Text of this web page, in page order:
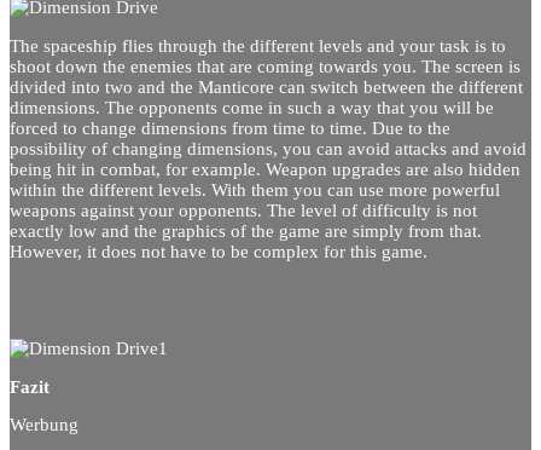
The spaceship flies through the different levels and your task is to
shoot down the enemies that are coming towards you. The screen is
divided into two and the Manticore can switch between the different
dimensions. The opponents come in such a way that you will be
forced to change dimensions from time to time. Due to the
possibility of changing dimensions, you can avoid attacks and avoid
being hit in combat, for example. Weapon upgrades are also hidden
within the different levels. With them you can use more powerful
weapons against your opponents. The level of difficulty is not
exactly low and the graphics of the game are simply from that.
However, it does not have to be complex for this game.
Fazit
Werbung